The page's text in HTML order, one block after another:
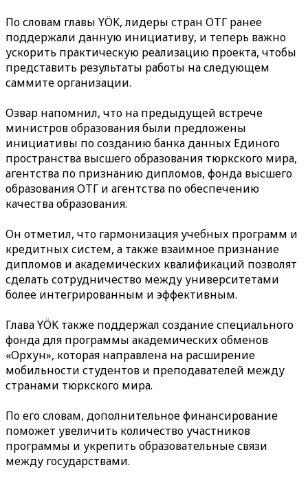
По словам главы YÖK, лидеры стран ОТГ ранее
поддержали данную инициативу, и теперь важно
ускорить практическую реализацию проекта, чтобы
представить результаты работы на следующем
саммите организации.
Озвар напомнил, что на предыдущей встрече
министров образования были предложены
инициативы по созданию банка данных Единого
пространства высшего образования тюркского мира,
агентства по признанию дипломов, фонда высшего
образования ОТГ и агентства по обеспечению
качества образования.
Он отметил, что гармонизация учебных программ и
кредитных систем, а также взаимное признание
дипломов и академических квалификаций позволят
сделать сотрудничество между университетами
более интегрированным и эффективным.
Глава YÖK также поддержал создание специального
фонда для программы академических обменов
«Орхун», которая направлена на расширение
мобильности студентов и преподавателей между
странами тюркского мира.
По его словам, дополнительное финансирование
поможет увеличить количество участников
программы и укрепить образовательные связи
между государствами.